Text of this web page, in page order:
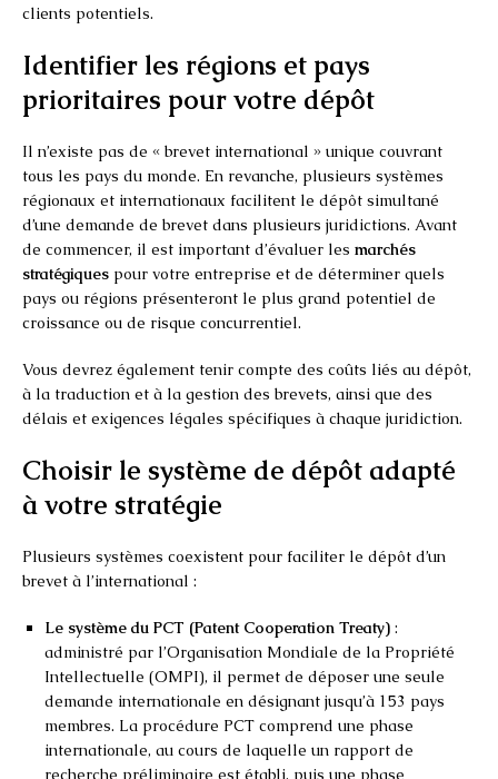
clients potentiels.
Identifier les régions et pays
prioritaires pour votre dépôt
Il n’existe pas de « brevet international » unique couvrant
tous les pays du monde. En revanche, plusieurs systèmes
régionaux et internationaux facilitent le dépôt simultané
d’une demande de brevet dans plusieurs juridictions. Avant
de commencer, il est important d’évaluer les marchés
stratégiques pour votre entreprise et de déterminer quels
pays ou régions présenteront le plus grand potentiel de
croissance ou de risque concurrentiel.
Vous devrez également tenir compte des coûts liés au dépôt,
à la traduction et à la gestion des brevets, ainsi que des
délais et exigences légales spécifiques à chaque juridiction.
Choisir le système de dépôt adapté
à votre stratégie
Plusieurs systèmes coexistent pour faciliter le dépôt d’un
brevet à l’international :
Le système du PCT (Patent Cooperation Treaty) :
administré par l’Organisation Mondiale de la Propriété
Intellectuelle (OMPI), il permet de déposer une seule
demande internationale en désignant jusqu’à 153 pays
membres. La procédure PCT comprend une phase
internationale, au cours de laquelle un rapport de
recherche préliminaire est établi, puis une phase